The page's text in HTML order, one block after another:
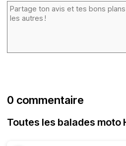
0 commentaire
Toutes les balades moto